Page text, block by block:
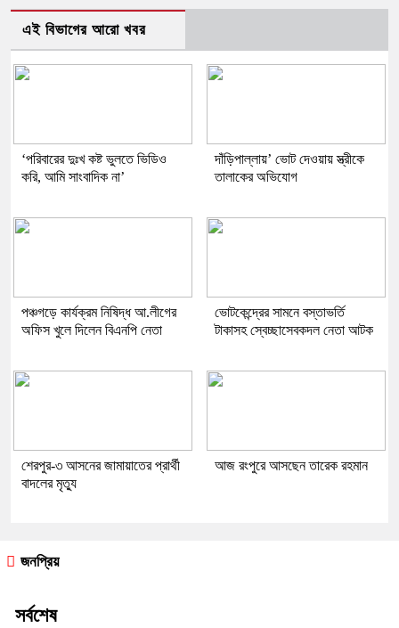
এই বিভাগের আরো খবর
‘পরিবারের দুঃখ কষ্ট ভুলতে ভিডিও
করি, আমি সাংবাদিক না’
দাঁড়িপাল্লায়’ ভোট দেওয়ায় স্ত্রীকে
তালাকের অভিযোগ
পঞ্চগড়ে কার্যক্রম নিষিদ্ধ আ.লীগের
অফিস খুলে দিলেন বিএনপি নেতা
ভোটকেন্দ্রের সামনে বস্তাভর্তি
টাকাসহ স্বেচ্ছাসেবকদল নেতা আটক
শেরপুর-৩ আসনের জামায়াতের প্রার্থী
বাদলের মৃত্যু
আজ রংপুরে আসছেন তারেক রহমান
জনপ্রিয়
সর্বশেষ